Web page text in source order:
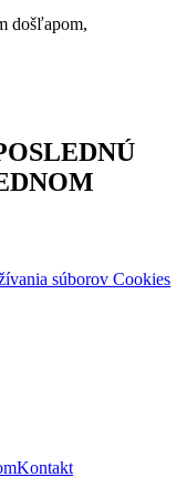
došľapom,
súborov Cookies
Kontakt